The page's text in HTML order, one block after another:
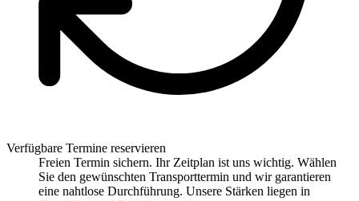
Verfügbare Termine reservieren
Freien Termin sichern. Ihr Zeitplan ist uns wichtig. Wählen
Sie den gewünschten Transporttermin und wir garantieren
eine nahtlose Durchführung. Unsere Stärken liegen in